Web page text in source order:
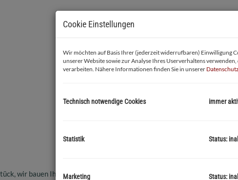
Cookie Einstellungen
Wir möchten auf Basis Ihrer (jederzeit widerrufbaren) Einwilligung
unserer Website sowie zur Analyse Ihres Userverhaltens
verarbeiten. Nähere Informationen finden Sie in unserer
Technisch notwendige Cookies immer
Statistik Status:
Marketing Status: